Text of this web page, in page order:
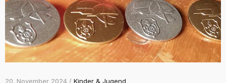
20. November 2024 / Kinder & Jugend